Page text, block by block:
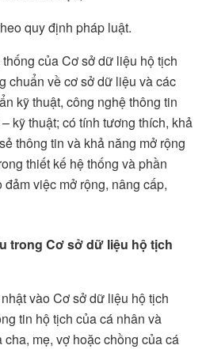
quy định pháp luật.
của Cơ sở dữ liệu hộ tịch
chuẩn về cơ sở dữ liệu và các
kỹ thuật, công nghệ thông tin
kỹ thuật; có tính tương thích, khả
thông tin và khả năng mở rộng
thiết kế hệ thống và phần
việc mở rộng, nâng cấp,
trong Cơ sở dữ liệu hộ tịch
vào Cơ sở dữ liệu hộ tịch
tin hộ tịch của cá nhân và
mẹ, vợ hoặc chồng của cá